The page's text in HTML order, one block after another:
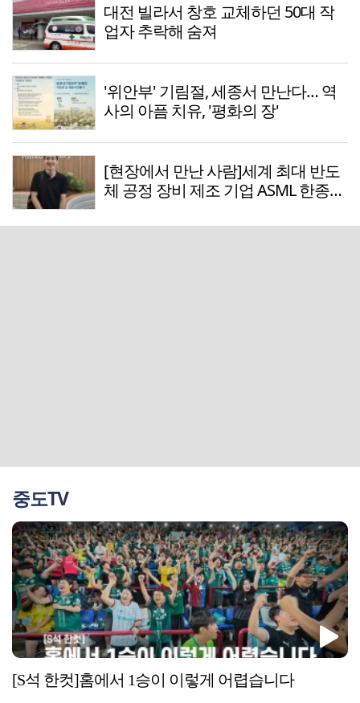
대전 빌라서 창호 교체하던 50대 작
업자 추락해 숨져
'위안부' 기림절, 세종서 만난다… 역
사의 아픔 치유, '평화의 장'
[현장에서 만난 사람]세계 최대 반도
체 공정 장비 제조 기업 ASML 한종호
중도TV
[S석 한컷]홈에서 1승이 이렇게 어렵습니다